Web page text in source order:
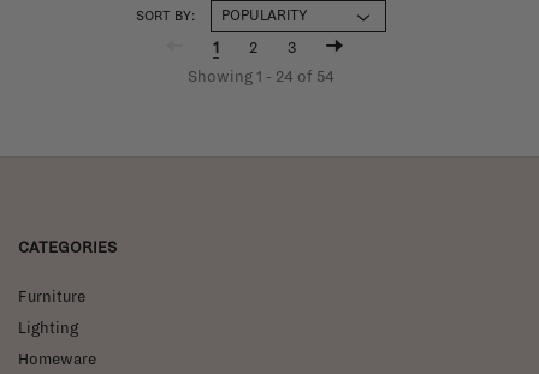
SORT BY:
1 2
3
Showing 1 - 24 of 54
CATEGORIES
Furniture
Lighting
Homeware